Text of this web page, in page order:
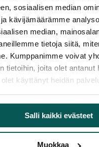
sosiaalisen median
kävijämäärämme
median,
tietoja siitä,
Kumppanimme voivat
tietoihin, joita olet antanut
käyttänyt heidän
Salli kaikki evästeet
Muokkaa
-sohvat ovat
jotka istuvat
Loossi toimii
ravintoloissa ja
ryhdikästä ilmettä